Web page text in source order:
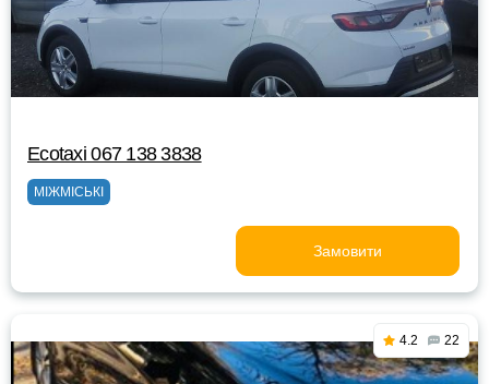
Ecotaxi 067 138 3838
МІЖМІСЬКІ
Замовити
4.2 22